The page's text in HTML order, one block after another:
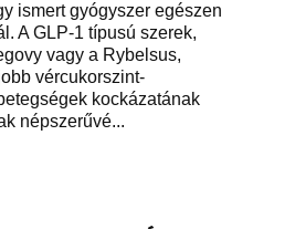
ismert gyógyszer egészen
A GLP-1 típusú szerek,
vagy a Rybelsus,
vércukorszint-
kockázatának
népszerűvé...